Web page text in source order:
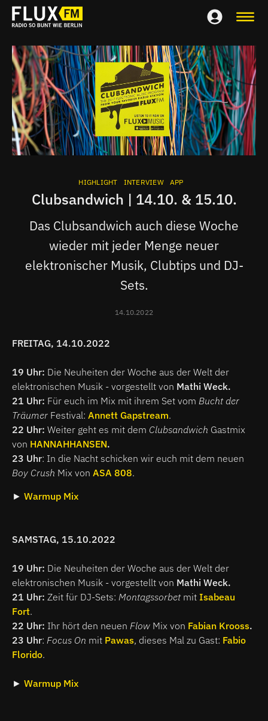
HIGHLIGHT INTERVIEW APP
Clubsandwich | 14.10. & 15.10.
Das Clubsandwich auch diese Woche
wieder mit jeder Menge neuer
elektronischer Musik, Clubtips und DJ-
Sets.
14.10.2022
FREITAG, 14.10.2022
19 Uhr: Die Neuheiten der Woche aus der Welt der
elektronischen Musik - vorgestellt von Mathi Weck.
21 Uhr: Für euch im Mix mit ihrem Set vom Bucht der
Träumer Festival: Annett Gapstream.
22 Uhr: Weiter geht es mit dem Clubsandwich Gastmix
von HANNAHHANSEN.
23 Uhr: In die Nacht schicken wir euch mit dem neuen
Boy Crush Mix von ASA 808.
► Warmup Mix
SAMSTAG, 15.10.2022
19 Uhr: Die Neuheiten der Woche aus der Welt der
elektronischen Musik - vorgestellt von Mathi Weck.
21 Uhr: Zeit für DJ-Sets: Montagssorbetmit Isabeau
Fort.
22 Uhr: Ihr hört den neuen Flow Mix von Fabian Krooss.
23 Uhr: Focus On mit Pawas, dieses Mal zu Gast: Fabio
Florido.
► Warmup Mix